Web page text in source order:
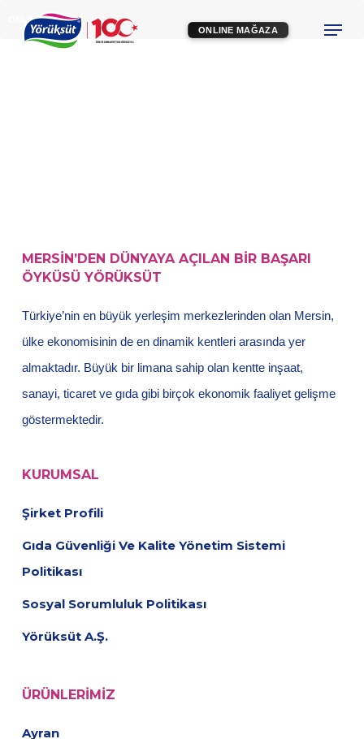
ONLINE MAĞAZA
ONLINE MAĞAZA
Menu
MERSİN’DEN DÜNYAYA AÇILAN BİR BAŞARI
ÖYKÜSÜ YÖRÜKSÜT
Türkiye’nin en büyük yerleşim merkezlerinden olan Mersin,
ülke ekonomisinin de en dinamik kentleri arasında yer
almaktadır. Büyük bir limana sahip olan kentte inşaat,
sanayi, ticaret ve gıda gibi birçok ekonomik faaliyet gelişme
göstermektedir.
KURUMSAL
Şirket Profili
Gıda Güvenliği Ve Kalite Yönetim Sistemi
Politikası
Sosyal Sorumluluk Politikası
Yörüksüt A.Ş.
ÜRÜNLERIMIZ
Ayran